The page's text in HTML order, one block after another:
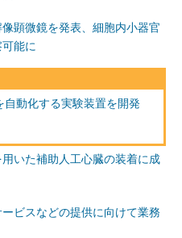
顕微鏡を発表、細胞内小器官
能に
自動化する実験装置を開発
いた補助人工心臓の装着に成
ビスなどの提供に向けて業務